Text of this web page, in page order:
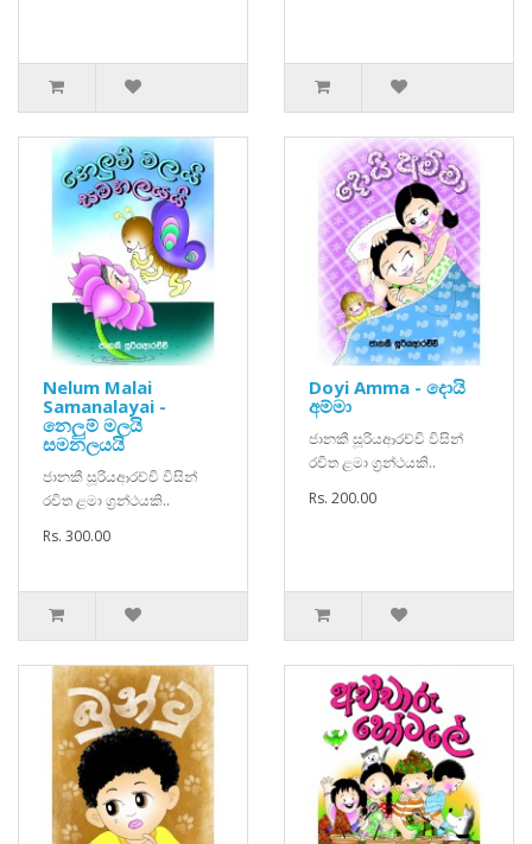
Nelum Malai
Samanalayai -
නෙලුම් මලයි
සමනලයයි
ජානකී සූරියආරච්චි විසින්
රචිත ළමා ග්‍රන්ථයකි..
Rs. 300.00
Doyi Amma - දොයි
අම්මා
ජානකී සූරියආරච්චි විසින්
රචිත ළමා ග්‍රන්ථයකි..
Rs. 200.00